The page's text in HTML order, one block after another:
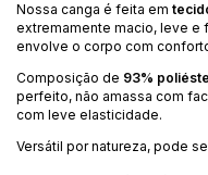
Nossa canga é feita em
extremamente macio, leve e
envolve o corpo com
Composição de 93%
perfeito, não amassa com
com leve elasticidade.
Versátil por natureza, pode